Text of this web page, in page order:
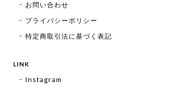
お問い合わせ
プライバシーポリシー
特定商取引法に基づく表記
LINK
Instagram